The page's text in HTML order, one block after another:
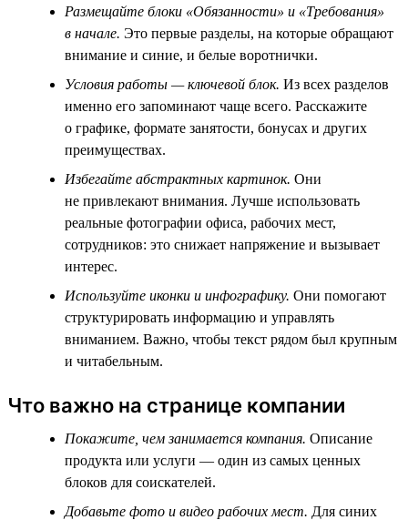
Размещайте блоки «Обязанности» и «Требования»
в начале. Это первые разделы, на которые обращают
внимание и синие, и белые воротнички.
Условия работы — ключевой блок. Из всех разделов
именно его запоминают чаще всего. Расскажите
о графике, формате занятости, бонусах и других
преимуществах.
Избегайте абстрактных картинок. Они
не привлекают внимания. Лучше использовать
реальные фотографии офиса, рабочих мест,
сотрудников: это снижает напряжение и вызывает
интерес.
Используйте иконки и инфографику. Они помогают
структурировать информацию и управлять
вниманием. Важно, чтобы текст рядом был крупным
и читабельным.
Что важно на странице компании
Покажите, чем занимается компания. Описание
продукта или услуги — один из самых ценных
блоков для соискателей.
Добавьте фото и видео рабочих мест. Для синих